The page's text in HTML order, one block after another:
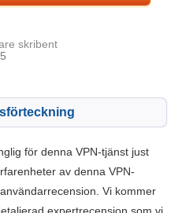
skribent
för denna VPN-tjänst just
av denna VPN-
Vi kommer
expertrecension som vi